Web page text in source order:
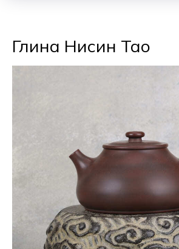
Глина Нисин Тао